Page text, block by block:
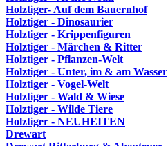
Holztiger- Auf dem Bauernhof
Holztiger - Dinosaurier
Holztiger - Krippenfiguren
Holztiger - Märchen & Ritter
Holztiger - Pflanzen-Welt
Holztiger - Unter, im & am Wasser
Holztiger - Vogel-Welt
Holztiger - Wald & Wiese
Holztiger - Wilde Tiere
Holztiger - NEUHEITEN
Drewart